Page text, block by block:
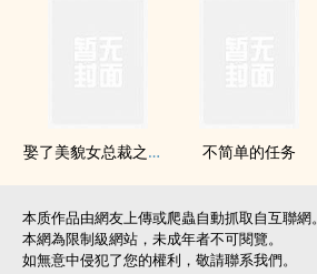
娶了美貌女总裁之后…… 不简单的任务
本质作品由網友上傳或爬蟲自動抓取自互聯網。
本網為限制級網站，未成年者不可閱覽。
如無意中侵犯了您的權利，敬請聯系我們。